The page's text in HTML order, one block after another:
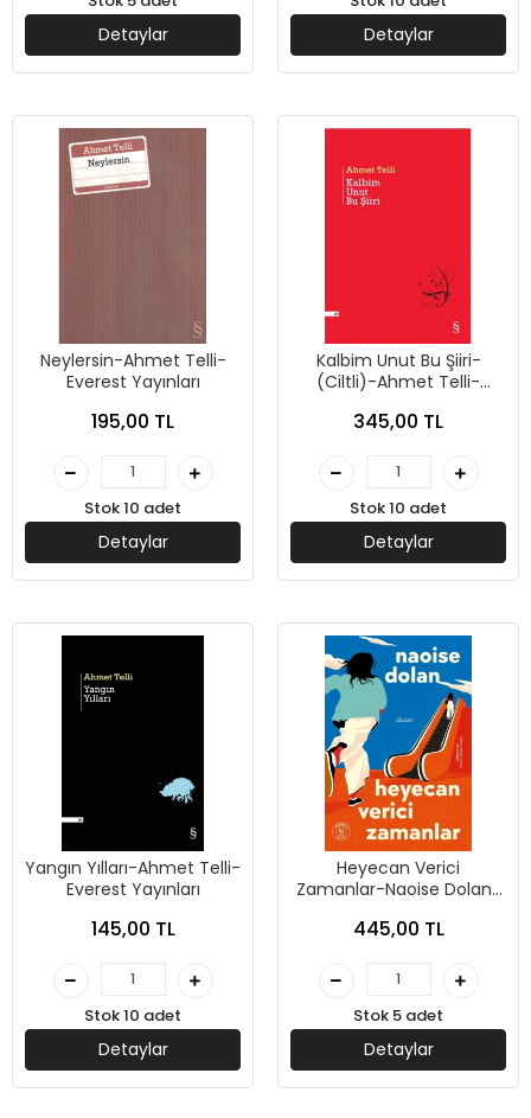
Detaylar Detaylar
Neylersin-Ahmet Telli-
Everest Yayınları
195,00 TL
Stok 10 adet
Detaylar
Kalbim Unut Bu Şiiri-
(Ciltli)-Ahmet Telli-
345,00 TL
Stok 10 adet
Detaylar
Yangın Yılları-Ahmet Telli-
Everest Yayınları
145,00 TL
Stok 10 adet
Detaylar
Heyecan Verici
Zamanlar-Naoise Dolan-
445,00 TL
Stok 5 adet
Detaylar